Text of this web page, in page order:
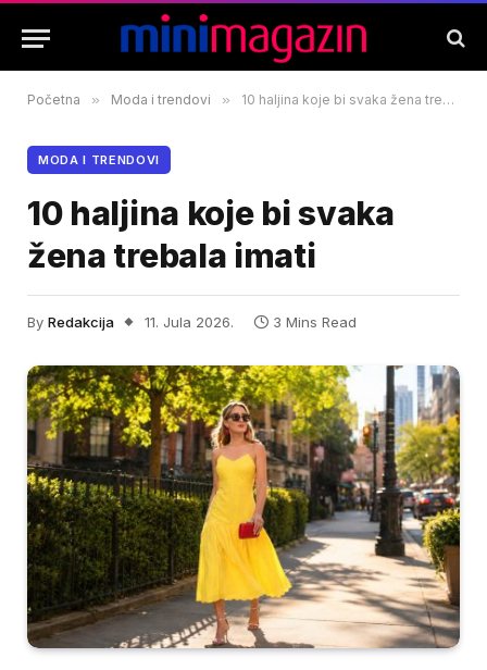
Početna » Moda i trendovi » 10 haljina koje bi svaka žena trebala imati
MODA I TRENDOVI
10 haljina koje bi svaka
žena trebala imati
By Redakcija 11. Jula 2026. 3 Mins Read